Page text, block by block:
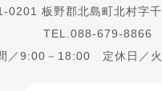
0201 板野郡北島町北村字
TEL.088-679-8866
／9:00－18:00 定休日／火